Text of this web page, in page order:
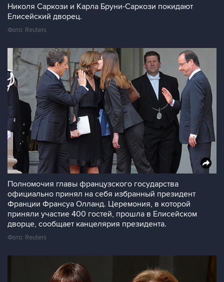
Николя Саркози и Карла Бруни-Саркози покидают
Елисейский дворец.
Фото: Reuters
Полномочия главы французского государства
официально принял на себя избранный президент
Франции Франсуа Олланд. Церемония, в которой
приняли участие 400 гостей, прошла в Елисейском
дворце, сообщает канцелярия президента.
Фото: Reuters